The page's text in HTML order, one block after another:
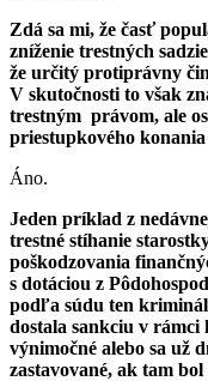
Zdá sa mi, že časť
zníženie trestných
že určitý protiprávny
V skutočnosti to však
trestným právom, ale
priestupkového
Áno.
Jeden príklad z
trestné stíhanie
poškodzovania
s dotáciou z
podľa súdu ten
dostala sankciu v rámci
výnimočné alebo sa už
zastavované, ak tam